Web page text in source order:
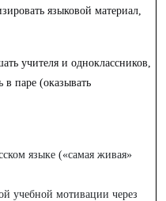
языковой материал,
учителя и одноклассников,
в паре (оказывать
языке («самая живая»
учебной мотивации через